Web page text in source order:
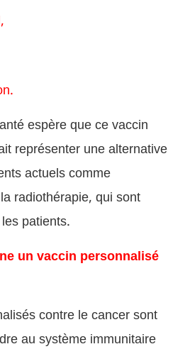
espère que ce vaccin
représenter une alternative
actuels comme
radiothérapie, qui sont
patients.
un vaccin personnalisé
contre le cancer sont
au système immunitaire